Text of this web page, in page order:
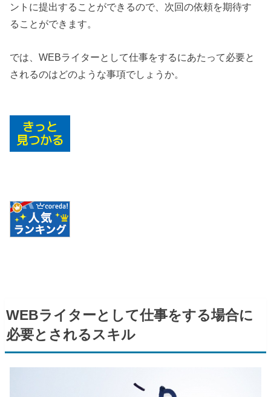
ントに提出することができるので、次回の依頼を期待す
ることができます。
では、WEBライターとして仕事をするにあたって必要と
されるのはどのような事項でしょうか。
WEBライターとして仕事をする場合に
必要とされるスキル